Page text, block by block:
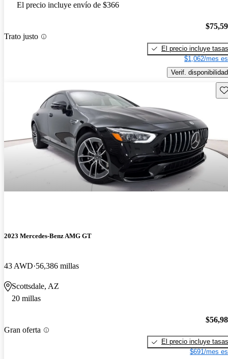
El precio incluye envío de $366
Trato justo
El precio incluye tasas
$1,062/mes
Verif. disponibilidad
2023 Mercedes-Benz AMG GT
43 AWD 56,386 millas
Scottsdale, AZ
20 millas
Gran oferta
El precio incluye tasas
$691/mes